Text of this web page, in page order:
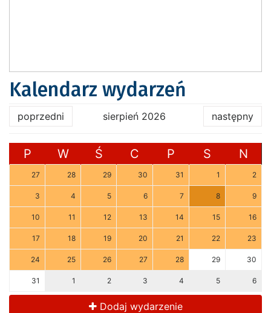
Kalendarz wydarzeń
poprzedni sierpień 2026 następny
P W Ś C P S N
27 28 29 30 31 1 2
3 4 5 6 7 8 9
10 11 12 13 14 15 16
17 18 19 20 21 22 23
24 25 26 27 28 29 30
31 1 2 3 4 5 6
Dodaj wydarzenie